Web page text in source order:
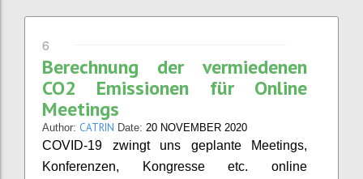
6
Berechnung der vermiedenen
CO2 Emissionen für Online
Meetings
Author: CATRIN Date: 20 NOVEMBER 2020
COVID-19 zwingt uns geplante Meetings,
Konferenzen, Kongresse etc. online